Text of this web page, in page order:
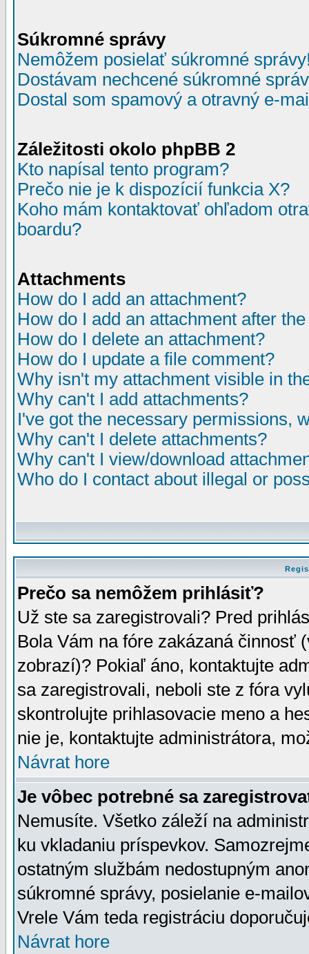
Súkromné správy
Nemôžem posielať súkromné
Dostávam nechcené súkromné
Dostal som spamový a otravný e-
Záležitosti okolo phpBB 2
Kto napísal tento program?
Prečo nie je k dispozícií funkcia X?
Koho mám kontaktovať ohľadom
boardu?
Attachments
How do I add an attachment?
How do I add an attachment after
How do I delete an attachment?
How do I update a file comment?
Why isn't my attachment visible in
Why can't I add attachments?
I've got the necessary permissions,
Why can't I delete attachments?
Why can't I view/download
Who do I contact about illegal or
Prečo sa nemôžem prihlásiť?
Už ste sa zaregistrovali? Pred
Bola Vám na fóre zakázaná činnosť
zobrazí)? Pokiaľ áno, kontaktujte
sa zaregistrovali, neboli ste z fóra
skontrolujte prihlasovacie meno a
nie je, kontaktujte administrátora,
Návrat hore
Je vôbec potrebné sa
Nemusíte. Všetko záleží na
ku vkladaniu príspevkov.
ostatným službám nedostupným
súkromné správy, posielanie e-
Vrele Vám teda registráciu
Návrat hore